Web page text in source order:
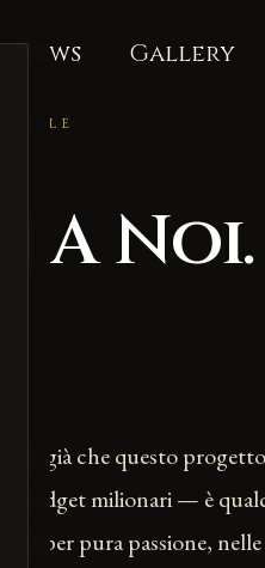
News Gallery
TALE
A Noi.
già che questo
budget milionari — è
per pura passione,